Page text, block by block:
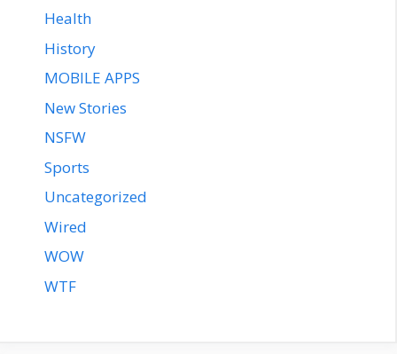
Health
History
MOBILE APPS
New Stories
NSFW
Sports
Uncategorized
Wired
WOW
WTF